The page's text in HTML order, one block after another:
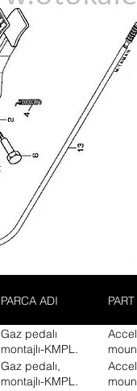
PARCA ADI
Gaz pedalı
montajlı-KMPL.
Gaz pedalı,
montajlı-KMPL.